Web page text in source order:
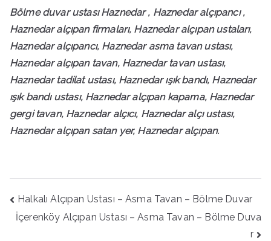
Bölme duvar ustası Haznedar , Haznedar alçıpancı ,
Haznedar alçıpan firmaları, Haznedar alçıpan ustaları,
Haznedar alçıpancı, Haznedar asma tavan ustası,
Haznedar alçıpan tavan, Haznedar tavan ustası,
Haznedar tadilat ustası, Haznedar ışık bandı, Haznedar
ışık bandı ustası, Haznedar alçıpan kapama, Haznedar
gergi tavan, Haznedar alçıcı, Haznedar alçı ustası,
Haznedar alçıpan satan yer, Haznedar alçıpan.
YazıHalkalı Alçıpan Ustası – Asma Tavan – Bölme Duvar
İçerenköy Alçıpan Ustası – Asma Tavan – Bölme Duva
r